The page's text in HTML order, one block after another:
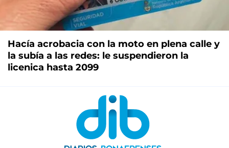
Hacía acrobacia con la moto en plena calle y
la subía a las redes: le suspendieron la
licenica hasta 2099